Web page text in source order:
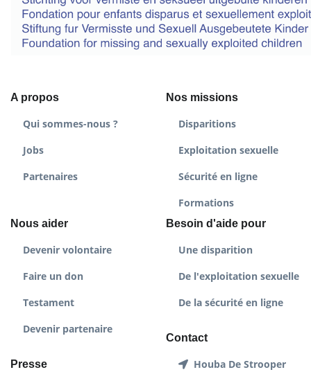
A propos
Qui sommes-nous ?
Jobs
Partenaires
Nos missions
Disparitions
Exploitation sexuelle
Sécurité en ligne
Formations
Nous aider
Devenir volontaire
Faire un don
Testament
Devenir partenaire
Presse
Besoin d'aide pour
Une disparition
De l'exploitation sexuelle
De la sécurité en ligne
Contact
Houba De Strooper